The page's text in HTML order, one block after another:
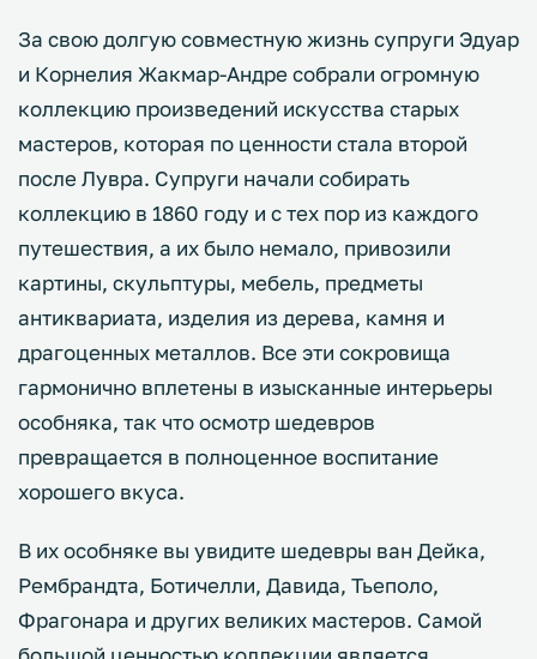
За свою долгую совместную жизнь супруги Эдуар
и Корнелия Жакмар-Андре собрали огромную
коллекцию произведений искусства старых
мастеров, которая по ценности стала второй
после Лувра. Супруги начали собирать
коллекцию в 1860 году и с тех пор из каждого
путешествия, а их было немало, привозили
картины, скульптуры, мебель, предметы
антиквариата, изделия из дерева, камня и
драгоценных металлов. Все эти сокровища
гармонично вплетены в изысканные интерьеры
особняка, так что осмотр шедевров
превращается в полноценное воспитание
хорошего вкуса.
В их особняке вы увидите шедевры ван Дейка,
Рембрандта, Ботичелли, Давида, Тьеполо,
Фрагонара и других великих мастеров. Самой